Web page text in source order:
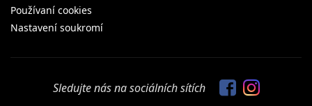
Používaní cookies
Nastavení soukromí
Sledujte nás na sociálních sítích